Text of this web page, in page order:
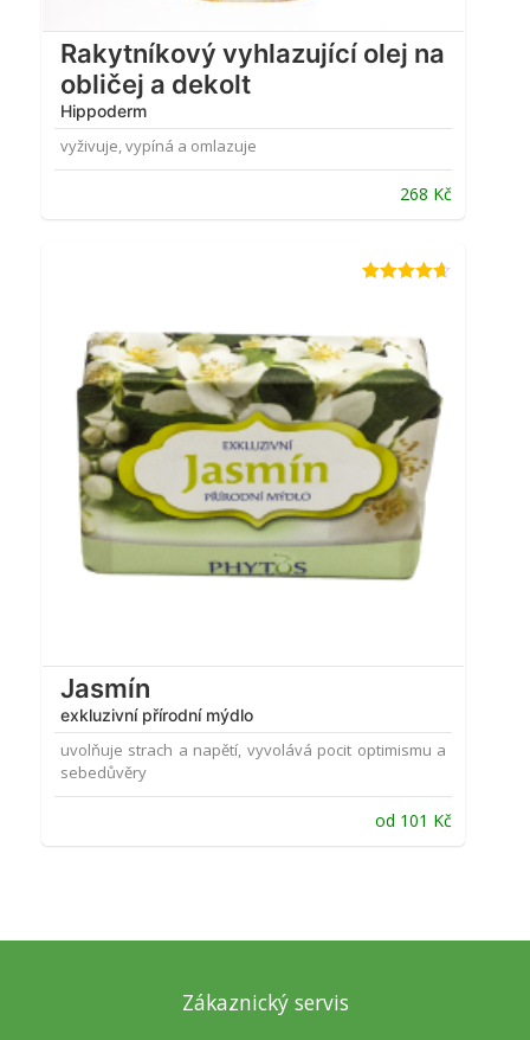
Rakytníkový vyhlazující olej na
obličej a dekolt
Hippoderm
vyživuje, vypíná a omlazuje
268 Kč
Jasmín
exkluzivní přírodní mýdlo
uvolňuje strach a napětí, vyvolává pocit optimismu a
sebedůvěry
od 101 Kč
Zákaznický servis